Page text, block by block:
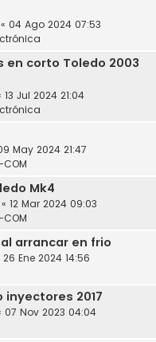
« 04 Ago 2024 07:53
corto Toledo 2003
13 Jul 2024 21:04
May 2024 21:47
Mk4
« 12 Mar 2024 09:03
arrancar en frio
26 Ene 2024 14:56
2017
07 Nov 2023 04:04